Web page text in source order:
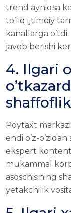
trend ayniqsa
to’liq ijtimoiy
kanallarga
javob berishi
4. Ilgari
Poytaxt
endi o’z-
ekspert
mukammal
asoschisining
yetakchilik